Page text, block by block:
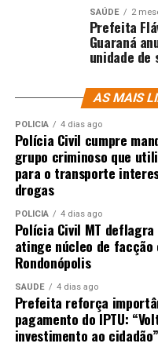
SAÚDE 2
Prefeita
Guaraná
unidade de
AS MAIS
POLÍCIA 4 dias ago
Polícia Civil cumpre
grupo criminoso que
para o transporte
drogas
POLÍCIA 4 dias ago
Polícia Civil MT deflagra
atinge núcleo de facção
Rondonópolis
SAÚDE 4 dias ago
Prefeita reforça
pagamento do IPTU:
investimento ao cidadão”